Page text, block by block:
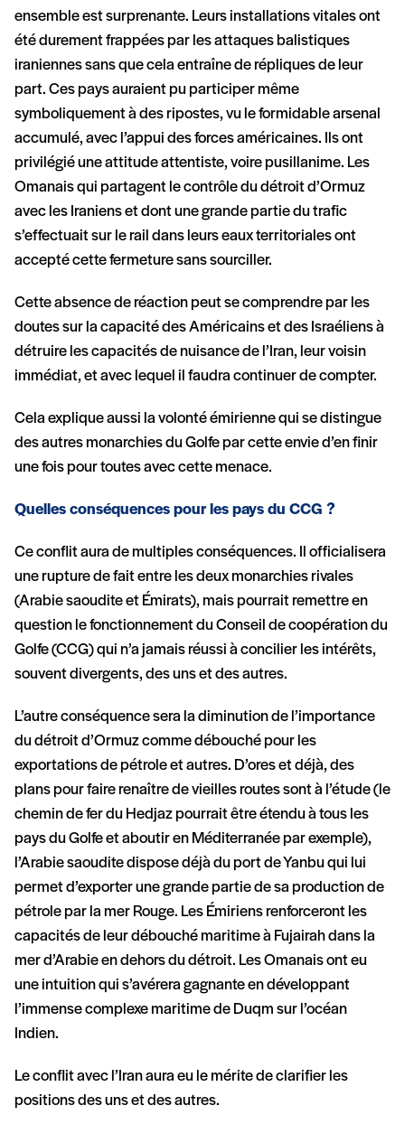
ensemble est surprenante. Leurs installations vitales ont
été durement frappées par les attaques balistiques
iraniennes sans que cela entraîne de répliques de leur
part. Ces pays auraient pu participer même
symboliquement à des ripostes, vu le formidable arsenal
accumulé, avec l’appui des forces américaines. Ils ont
privilégié une attitude attentiste, voire pusillanime. Les
Omanais qui partagent le contrôle du détroit d’Ormuz
avec les Iraniens et dont une grande partie du trafic
s’effectuait sur le rail dans leurs eaux territoriales ont
accepté cette fermeture sans sourciller.
Cette absence de réaction peut se comprendre par les
doutes sur la capacité des Américains et des Israéliens à
détruire les capacités de nuisance de l’Iran, leur voisin
immédiat, et avec lequel il faudra continuer de compter.
Cela explique aussi la volonté émirienne qui se distingue
des autres monarchies du Golfe par cette envie d’en finir
une fois pour toutes avec cette menace.
Quelles conséquences pour les pays du CCG ?
Ce conflit aura de multiples conséquences. Il officialisera
une rupture de fait entre les deux monarchies rivales
(Arabie saoudite et Émirats), mais pourrait remettre en
question le fonctionnement du Conseil de coopération du
Golfe (CCG) qui n’a jamais réussi à concilier les intérêts,
souvent divergents, des uns et des autres.
L’autre conséquence sera la diminution de l’importance
du détroit d’Ormuz comme débouché pour les
exportations de pétrole et autres. D’ores et déjà, des
plans pour faire renaître de vieilles routes sont à l’étude (le
chemin de fer du Hedjaz pourrait être étendu à tous les
pays du Golfe et aboutir en Méditerranée par exemple),
l’Arabie saoudite dispose déjà du port de Yanbu qui lui
permet d’exporter une grande partie de sa production de
pétrole par la mer Rouge. Les Émiriens renforceront les
capacités de leur débouché maritime à Fujairah dans la
mer d’Arabie en dehors du détroit. Les Omanais ont eu
une intuition qui s’avérera gagnante en développant
l’immense complexe maritime de Duqm sur l’océan
Indien.
Le conflit avec l’Iran aura eu le mérite de clarifier les
positions des uns et des autres.